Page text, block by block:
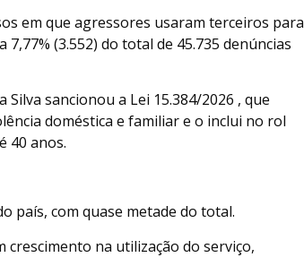
em que agressores usaram terceiros para
(3.552) do total de 45.735 denúncias
sancionou a Lei 15.384/2026 , que
doméstica e familiar e o inclui no rol
40 anos.
país, com quase metade do total.
crescimento na utilização do serviço,